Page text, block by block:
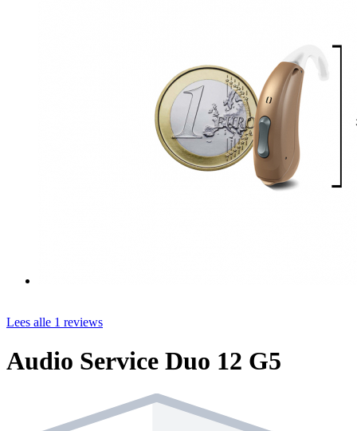
Lees alle 1 reviews
Audio Service Duo 12 G5